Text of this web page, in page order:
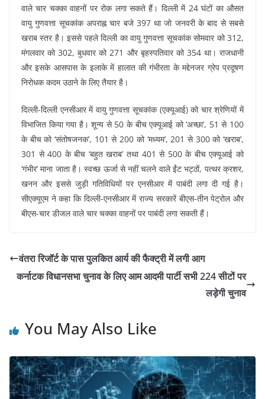
वाले चार चक्का वाहनों पर रोक लगा सकते हैं। दिल्ली में 24 घंटों का औसत
वायु गुणवत्ता सूचकांक अपराह्न चार बजे 397 था जो जनवरी के बाद से सबसे
खराब स्तर है। इससे पहले दिल्ली का वायु गुणवत्ता सूचकांक सोमवार को 312,
मंगलवार को 302, बुधवार को 271 और बृहस्पतिवार को 354 था। राजधानी
और इसके आसपास के इलाके में हालात की गंभीरता के मद्देनजर ग्रेप प्रदूषण
निरोधक कदम उठाने के लिए तैयार है।
दिल्ली-दिल्ली एनसीआर में वायु गुणवत्ता सूचकांक (एक्यूआई) को चार श्रेणियों में
विभाजित किया गया है। शून्य से 50 के बीच एक्यूआई को ‘अच्छा’, 51 से 100
के बीच को ‘संतोषजनक’, 101 से 200 को ‘मध्यम’, 201 से 300 को ‘खराब’,
301 से 400 के बीच ‘बहुत खराब’ तथा 401 से 500 के बीच एक्यूआई को
‘गंभीर’ माना जाता है। स्वच्छ ऊर्जा से नहीं चलने वाले ईंट भट्ठों, पत्थर क्रशर,
खनन और इससे जुड़ी गतिविधियों पर एनसीआर में पाबंदी लगा दी गई है।
सीएक्यूएम ने कहा कि दिल्ली-एनसीआर में राज्य सरकारें बीएस-तीन पेट्रोल और
बीएस-चार डीजल वाले चार चक्का वाहनों पर पाबंदी लगा सकती हैं।
वंतरा रिजॉर्ट के पास पुलकित आर्य की फैक्ट्री में लगी आग
कर्नाटक विधानसभा चुनाव के लिए आम आदमी पार्टी सभी 224 सीटों पर
लड़ेगी चुनाव
You May Also Like